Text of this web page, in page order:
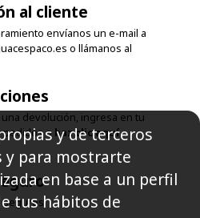
al cliente
envíanos un e-mail a
o llámanos al
una devolución, ingresa en tu
pedidos o haz clic aquí
seguros
y de terceros
y para mostrarte
en base a un perfil
tus hábitos de